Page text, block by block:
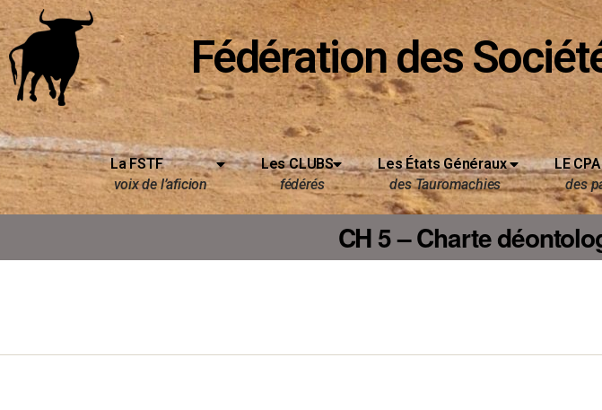
Fédération des
La FSTF
voix de l’aficion
Les CLUBS
fédérés
Les États Généraux
des Tauromachies
LE
des
CH 5 – Charte